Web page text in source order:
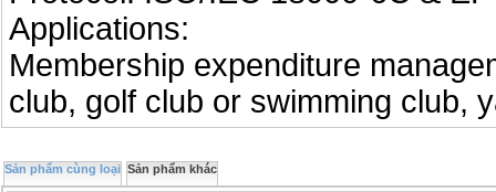
Applications:
Membership expenditure
club, golf club or swimming club,
Sản phẩm cùng loại Sản phẩm khác